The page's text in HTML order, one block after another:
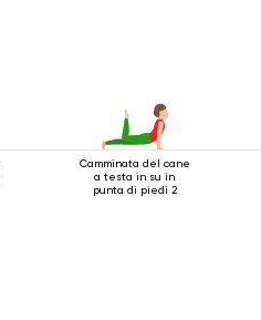
Camminata del cane
a testa in su in
punta di piedi 2